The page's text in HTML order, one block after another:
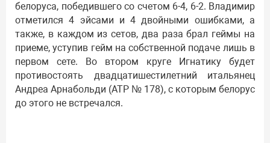
белоруса, победившего со счетом 6-4, 6-2. Владимир
отметился 4 эйсами и 4 двойными ошибками, а
также, в каждом из сетов, два раза брал геймы на
приеме, уступив гейм на собственной подаче лишь в
первом сете. Во втором круге Игнатику будет
противостоять двадцатишестилетний итальянец
Андреа Арнабольди (АТР № 178), с которым белорус
до этого не встречался.